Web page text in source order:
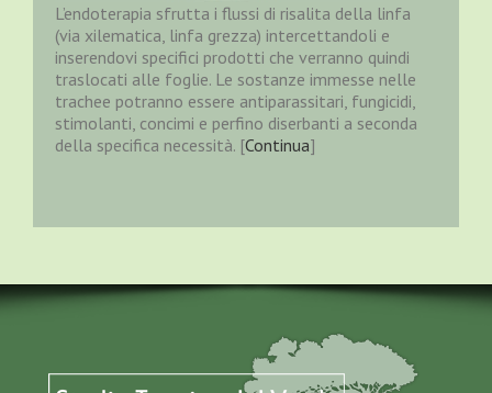
L’endoterapia sfrutta i flussi di risalita della linfa
(via xilematica, linfa grezza) intercettandoli e
inserendovi specifici prodotti che verranno quindi
traslocati alle foglie. Le sostanze immesse nelle
trachee potranno essere antiparassitari, fungicidi,
stimolanti, concimi e perfino diserbanti a seconda
della specifica necessità. [Continua]